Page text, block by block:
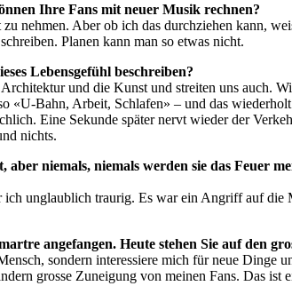
Ihre Fans mit neuer Musik rechnen?
nehmen. Aber ob ich das durchziehen kann,
Planen kann man so etwas nicht.
Lebensgefühl beschreiben?
und die Kunst und streiten uns auch.
«U-Bahn, Arbeit, Schlafen» – und das
Eine Sekunde später nervt wieder der
nichts.
niemals, niemals werden sie das Feuer
unglaublich traurig. Es war ein Angriff auf
angefangen. Heute stehen Sie auf den
sondern interessiere mich für neue Dinge
grosse Zuneigung von meinen Fans. Das ist